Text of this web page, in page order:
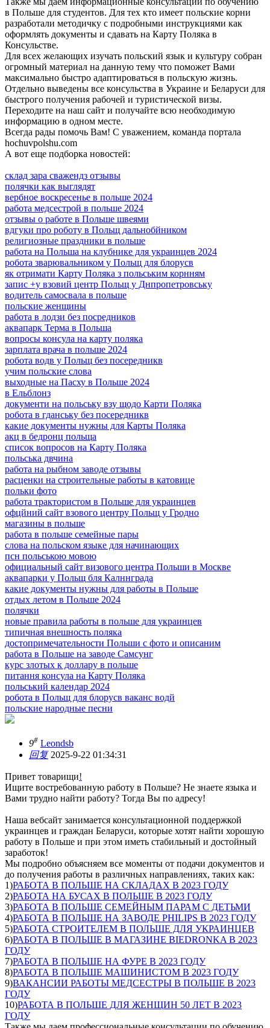
в Польше для студентов. Для тех кто имеет польские корни
разработали методичку с подробными инструкциями как
оформлять документы и сдавать на Карту Поляка в
Консульстве.
Для всех желающих изучать польский язык и культуру собран
огромный материал на данную тему что поможет Вами
максимально быстро адаптироваться в польскую жизнь.
Отдельно выведены все консульства в Украине и Беларуси для
быстрого получения рабочей и туристической визы.
Переходите на наш сайт и получайте всю необходимую
информацию в одном месте.
Всегда рады помочь Вам! С уважением, команда портала
hochuvpolshu.com
А вот еще подборка новостей:
склад зара сважендз отзывы
полячки как выглядят
вербное воскресенье в польше 2024
работа медсестрой в польше 2024
отзывы о работе в Польше швеями
вдгуки про роботу в Польщ дальнобйником
религиозные праздники в польше
работа на Польша на клубнике для украинцев 2024
робота зварювальником у Польщ для блорусв
як отримати Карту Поляка з польським корнням
запис +у взовий центр Польщ у Днпропетровську
водитель самосвала в польше
польские женщины
работа в лодзи без посредников
аквапарк Терма в Польша
вопросы консула на карту поляка
зарплата врача в польше 2024
робота водв у Польщ без посередникв
учим польские слова
выходные на Пасху в Польше 2024
в Ельблонз
документи на польську взу щодо Карти Поляка
робота в гданську без посередникв
какие документы нужны для Карты Поляка
акц в бедронц польща
список вопросов на Карту Поляка
польська двчина
работа на рыбном заводе отзывы
расценки на строительные работы в катовице
польки фото
работа трактористом в Польше для украинцев
офцйний сайт взового центру Польщ у Гродно
магазины в польше
работа в польше семейные пары
слова на польском языке для начинающих
псн польською мовою
официальный сайт визового центра Польши в Москве
аквапарки у Польщ бля Калннграда
какие документы нужны для работы в Польше
отдых летом в Польше 2024
полячки
новые правила работы в польше для украинцев
типичная внешность поляка
достопримечательности Польши с фото и описаним
работа в Польше на заводе Самсунг
курс злотых к доллару в польше
питання консула на Карту Поляка
польський календар 2024
робота в Польщ для блорусв ваканс водй
польские народные песни
9# Leondsb
回复2025-9-22 01:34:31
Привет товарищи!
Ищите востребованную работу в Польше? Не знаете языка и
Вами трудно найти работу? Тогда Вы по адресу!
Наша вебсайт занимается консультационной поддержкой
украинцев и граждан Беларуси, которые хотят найти хорошую
работу в Польше и при этом иметь стабильный и достойный
заработок!
Мы подробно объясняем все моменты от подачи документов и
до получения работы в различных направлениях, таких как:
1)РАБОТА В ПОЛЬШЕ НА СКЛАДАХ В 2023 ГОДУ
2)РАБОТА НА БУСАХ В ПОЛЬШЕ В 2023 ГОДУ
3)РАБОТА В ПОЛЬШЕ СЕМЕЙНЫМ ПАРАМ С ДЕТЬМИ
4)РАБОТА В ПОЛЬШЕ НА ЗАВОДЕ PHILIPS В 2023 ГОДУ
5)РАБОТА СТРОИТЕЛЕМ В ПОЛЬШЕ ДЛЯ УКРАИНЦЕВ
6)РАБОТА В ПОЛЬШЕ В МАГАЗИНЕ BIEDRONKA В 2023
ГОДУ
7)РАБОТА В ПОЛЬШЕ НА ФУРЕ В 2023 ГОДУ
8)РАБОТА В ПОЛЬШЕ МАШИНИСТОМ В 2023 ГОДУ
9)ВАКАНСИИ РАБОТЫ МЕДСЕСТРЫ В ПОЛЬШЕ В 2023
ГОДУ
10)РАБОТА В ПОЛЬШЕ ДЛЯ ЖЕНЩИН 50 ЛЕТ В 2023
ГОДУ